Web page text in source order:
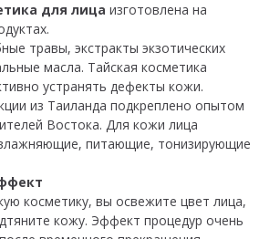
для лица изготовлена на
травы, экстракты экзотических
масла. Тайская косметика
устранять дефекты кожи.
из Таиланда подкреплено опытом
Востока. Для кожи лица
питающие, тонизирующие
косметику, вы освежите цвет лица,
кожу. Эффект процедур очень